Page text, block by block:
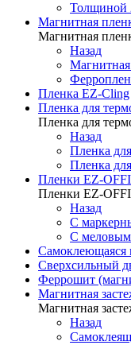
Толщиной
Магнитная
Магнитная
Назад
Пленка EZ-Cling
Пленка для
Пленка для
Назад
Пленка
Пленка
Пленки EZ-
Пленки EZ-
Назад
С
С
Самоклеющаяся
Сверхсильный
Феррошит
Магнитная
Магнитная
Назад